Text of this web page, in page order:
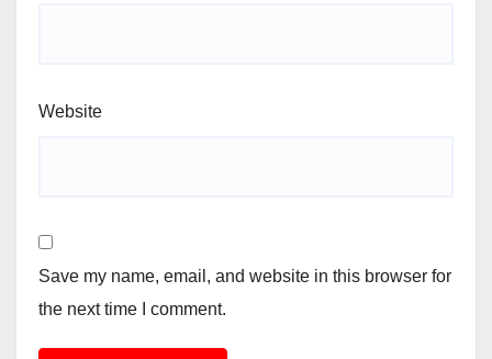
Website
Save my name, email, and website in this browser for
the next time I comment.